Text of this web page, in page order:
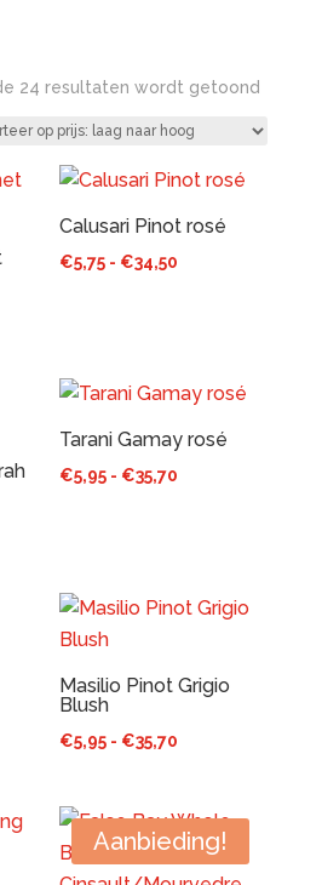
24 resultaten wordt getoond
prijs:
Calusari Pinot rosé
€5,75 - €34,50
Tarani Gamay rosé
€5,95 - €35,70
Masilio Pinot Grigio
Blush
€5,95 - €35,70
€35,70
Aanbieding!